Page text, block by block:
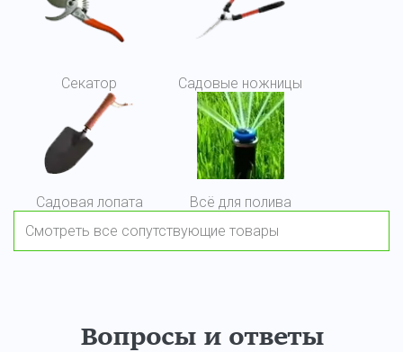
Секатор Садовые ножницы
Садовая лопата
Всё для полива
Смотреть все сопутствующие товары
Вопросы и ответы